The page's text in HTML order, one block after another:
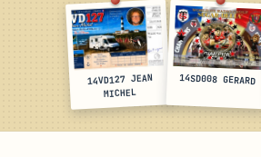
14VD127 JEAN
MICHEL
14SD008 GERARD